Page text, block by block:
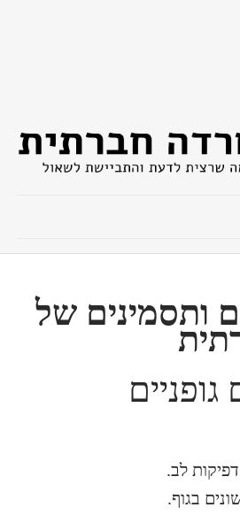
ותסמינים של
לב.
בגוף.